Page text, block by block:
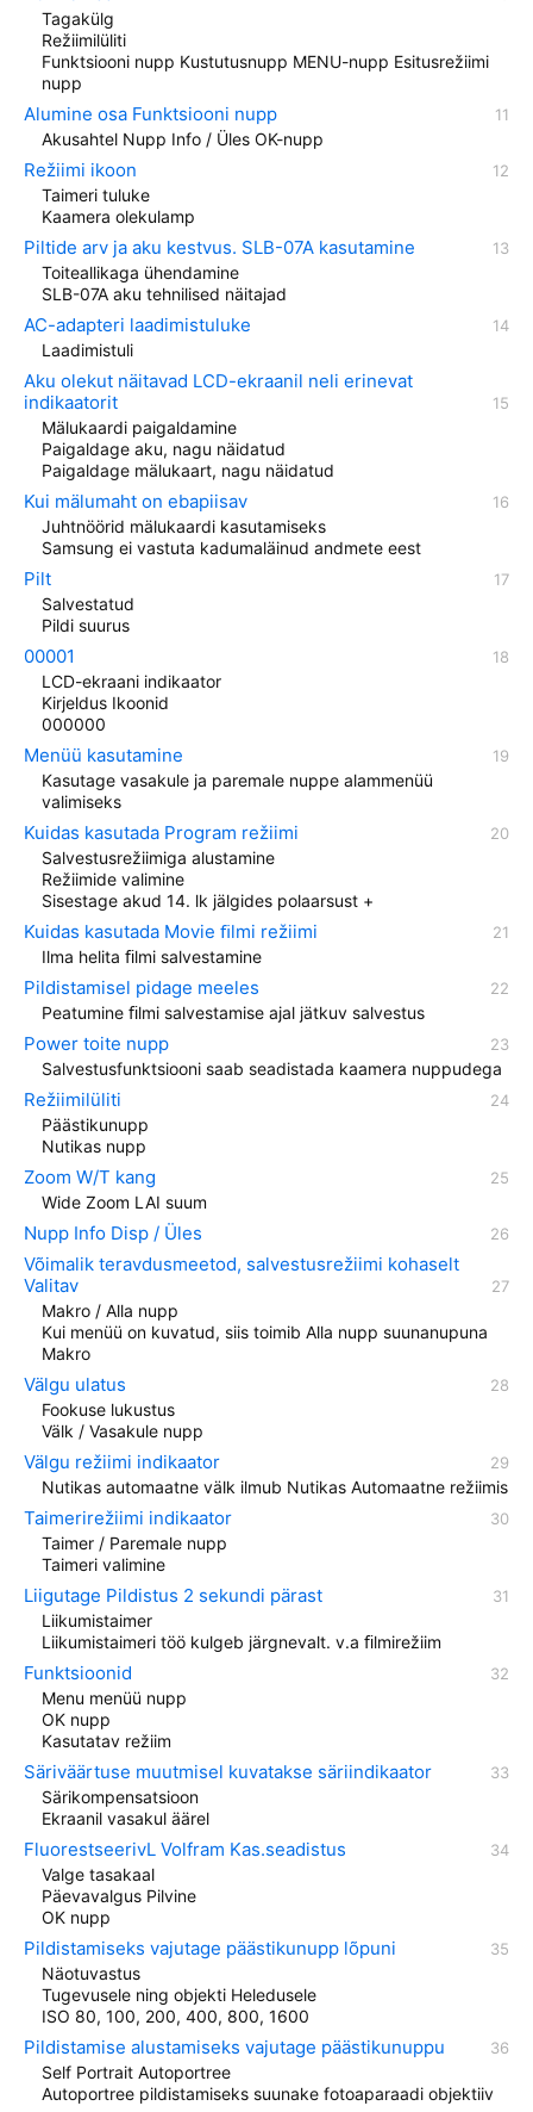
Tagakülg
Režiimilüliti
Funktsiooni nupp Kustutusnupp MENU-nupp Esitusrežiimi
nupp
Alumine osa Funktsiooni nupp
Akusahtel Nupp Info / Üles OK-nupp
Režiimi ikoon
Taimeri tuluke
Kaamera olekulamp
Piltide arv ja aku kestvus. SLB-07A kasutamine
Toiteallikaga ühendamine
SLB-07A aku tehnilised näitajad
AC-adapteri laadimistuluke
Laadimistuli
Aku olekut näitavad LCD-ekraanil neli erinevat
indikaatorit
Mälukaardi paigaldamine
Paigaldage aku, nagu näidatud
Paigaldage mälukaart, nagu näidatud
Kui mälumaht on ebapiisav
Juhtnöörid mälukaardi kasutamiseks
Samsung ei vastuta kadumaläinud andmete eest
Pilt
Salvestatud
Pildi suurus
00001
LCD-ekraani indikaator
Kirjeldus Ikoonid
000000
Menüü kasutamine
Kasutage vasakule ja paremale nuppe alammenüü
valimiseks
Kuidas kasutada Program režiimi
Salvestusrežiimiga alustamine
Režiimide valimine
Sisestage akud 14. lk jälgides polaarsust +
Kuidas kasutada Movie ﬁlmi režiimi
Ilma helita ﬁlmi salvestamine
Pildistamisel pidage meeles
Peatumine ﬁlmi salvestamise ajal jätkuv salvestus
Power toite nupp
Salvestusfunktsiooni saab seadistada kaamera nuppudega
Režiimilüliti
Päästikunupp
Nutikas nupp
Zoom W/T kang
Wide Zoom LAI suum
Nupp Info Disp / Üles
Võimalik teravdusmeetod, salvestusrežiimi kohaselt
Valitav
Makro / Alla nupp
Kui menüü on kuvatud, siis toimib Alla nupp suunanupuna
Makro
Välgu ulatus
Fookuse lukustus
Välk / Vasakule nupp
Välgu režiimi indikaator
Nutikas automaatne välk ilmub Nutikas Automaatne režiimis
Taimerirežiimi indikaator
Taimer / Paremale nupp
Taimeri valimine
Liigutage Pildistus 2 sekundi pärast
Liikumistaimer
Liikumistaimeri töö kulgeb järgnevalt. v.a ﬁlmirežiim
Funktsioonid
Menu menüü nupp
OK nupp
Kasutatav režiim
Säriväärtuse muutmisel kuvatakse säriindikaator
Särikompensatsioon
Ekraanil vasakul äärel
FluorestseerivL Volfram Kas.seadistus
Valge tasakaal
Päevavalgus Pilvine
OK nupp
Pildistamiseks vajutage päästikunupp lõpuni
Näotuvastus
Tugevusele ning objekti Heledusele
ISO 80, 100, 200, 400, 800, 1600
Pildistamise alustamiseks vajutage päästikunuppu
Self Portrait Autoportree
Autoportree pildistamiseks suunake fotoaparaadi objektiiv